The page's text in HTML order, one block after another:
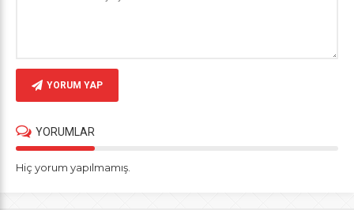
YORUM YAP
YORUMLAR
Hiç yorum yapılmamış.